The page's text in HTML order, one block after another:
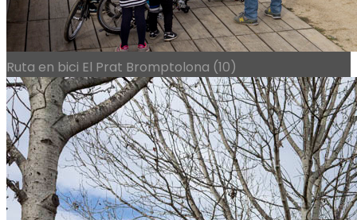
Ruta en bici El Prat Bromptolona (10)